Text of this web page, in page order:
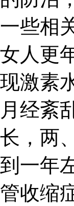
一些相
女人更
现激素
月经紊
长，两
到一年
管收缩